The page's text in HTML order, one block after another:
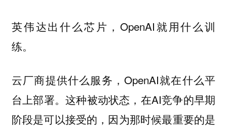
英伟达出什么芯片，OpenAI就用什么训
练。
云厂商提供什么服务，OpenAI就在什么平
台上部署。这种被动状态，在AI竞争的早期
阶段是可以接受的，因为那时候最重要的是